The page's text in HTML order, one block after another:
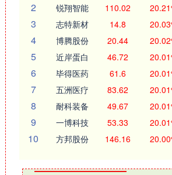
2 锐翔智能 110.02
3 志特新材 14.8
4 博腾股份 20.44
5 近岸蛋白 46.72
6 毕得医药 61.6
7 五洲医疗 83.62
8 耐科装备 49.67
9 一博科技 53.33
10 方邦股份 146.16